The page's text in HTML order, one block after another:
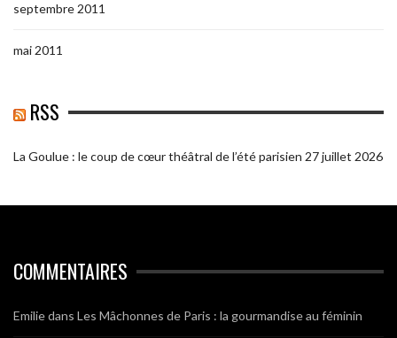
septembre 2011
mai 2011
RSS
La Goulue : le coup de cœur théâtral de l’été parisien 27 juillet 2026
COMMENTAIRES
Emiliedans Les Mâchonnes de Paris : la gourmandise au féminin